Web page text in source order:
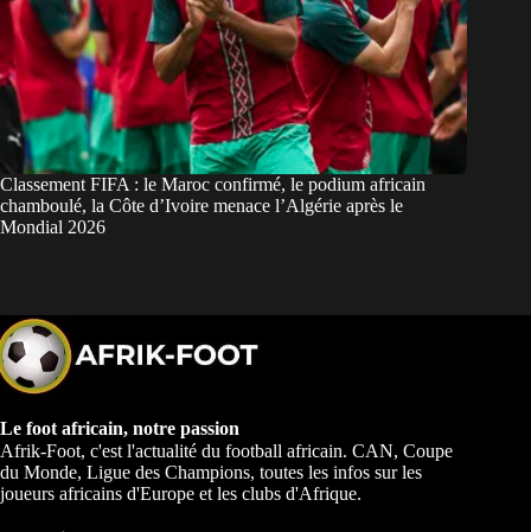
Classement FIFA : le Maroc confirmé, le podium africain
chamboulé, la Côte d’Ivoire menace l’Algérie après le
Mondial 2026
Le foot africain, notre passion
Afrik-Foot, c'est l'actualité du football africain. CAN, Coupe
du Monde, Ligue des Champions, toutes les infos sur les
joueurs africains d'Europe et les clubs d'Afrique.